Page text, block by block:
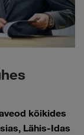
kõikides
Lähis-Idas